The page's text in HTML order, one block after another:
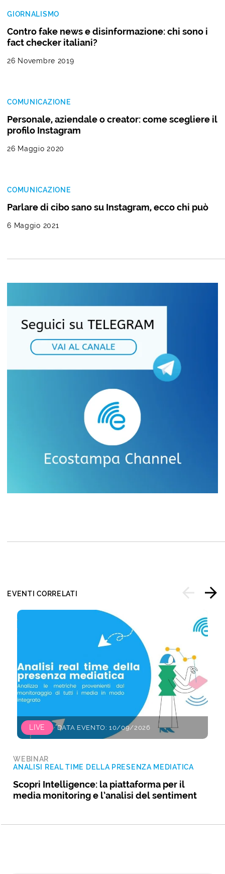
GIORNALISMO
Contro fake news e disinformazione: chi sono i
fact checker italiani?
26 Novembre 2019
COMUNICAZIONE
Personale, aziendale o creator: come scegliere il
profilo Instagram
26 Maggio 2020
COMUNICAZIONE
Parlare di cibo sano su Instagram, ecco chi può
6 Maggio 2021
EVENTI CORRELATI
LIVE DATA EVENTO: 10/09/2026
WEBINAR
ANALISI REAL TIME DELLA PRESENZA MEDIATICA
Scopri Intelligence: la piattaforma per il
media monitoring e l’analisi del sentiment